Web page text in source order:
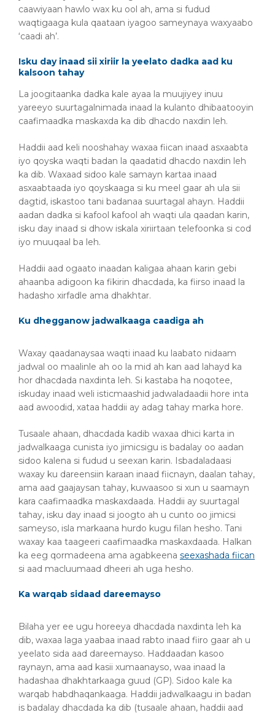
caawiyaan hawlo wax ku ool ah, ama si fudud
waqtigaaga kula qaataan iyagoo sameynaya waxyaabo
‘caadi ah’.
Isku day inaad sii xiriir la yeelato dadka aad ku
kalsoon tahay
La joogitaanka dadka kale ayaa la muujiyey inuu
yareeyo suurtagalnimada inaad la kulanto dhibaatooyin
caafimaadka maskaxda ka dib dhacdo naxdin leh.
Haddii aad keli nooshahay waxaa fiican inaad asxaabta
iyo qoyska waqti badan la qaadatid dhacdo naxdin leh
ka dib. Waxaad sidoo kale samayn kartaa inaad
asxaabtaada iyo qoyskaaga si ku meel gaar ah ula sii
dagtid, iskastoo tani badanaa suurtagal ahayn. Haddii
aadan dadka si kafool kafool ah waqti ula qaadan karin,
isku day inaad si dhow iskala xiriirtaan telefoonka si cod
iyo muuqaal ba leh.
Haddii aad ogaato inaadan kaligaa ahaan karin gebi
ahaanba adigoon ka fikirin dhacdada, ka fiirso inaad la
hadasho xirfadle ama dhakhtar.
Ku dhegganow jadwalkaaga caadiga ah
Waxay qaadanaysaa waqti inaad ku laabato nidaam
jadwal oo maalinle ah oo la mid ah kan aad lahayd ka
hor dhacdada naxdinta leh. Si kastaba ha noqotee,
iskuday inaad weli isticmaashid jadwaladaadii hore inta
aad awoodid, xataa haddii ay adag tahay marka hore.
Tusaale ahaan, dhacdada kadib waxaa dhici karta in
jadwalkaaga cunista iyo jimicsigu is badalay oo aadan
sidoo kalena si fudud u seexan karin. Isbadaladaasi
waxay ku dareensiin karaan inaad fiicnayn, daalan tahay,
ama aad gaajaysan tahay, kuwaasoo si xun u saamayn
kara caafimaadka maskaxdaada. Haddii ay suurtagal
tahay, isku day inaad si joogto ah u cunto oo jimicsi
sameyso, isla markaana hurdo kugu filan hesho. Tani
waxay kaa taageeri caafimaadka maskaxdaada. Halkan
ka eeg qormadeena ama agabkeena seexashada fiican
si aad macluumaad dheeri ah uga hesho.
Ka warqab sidaad dareemayso
Bilaha yer ee ugu horeeya dhacdada naxdinta leh ka
dib, waxaa laga yaabaa inaad rabto inaad fiiro gaar ah u
yeelato sida aad dareemayso. Haddaadan kasoo
raynayn, ama aad kasii xumaanayso, waa inaad la
hadashaa dhakhtarkaaga guud (GP). Sidoo kale ka
warqab habdhaqankaaga. Haddii jadwalkaagu in badan
is badalay dhacdada ka dib (tusaale ahaan, haddii aad